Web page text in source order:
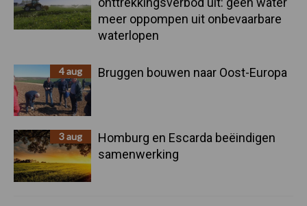
meer oppompen uit onbevaarbare
waterlopen
4 aug Bruggen bouwen naar Oost-Europa
3 aug
Homburg en Escarda beëindigen
samenwerking